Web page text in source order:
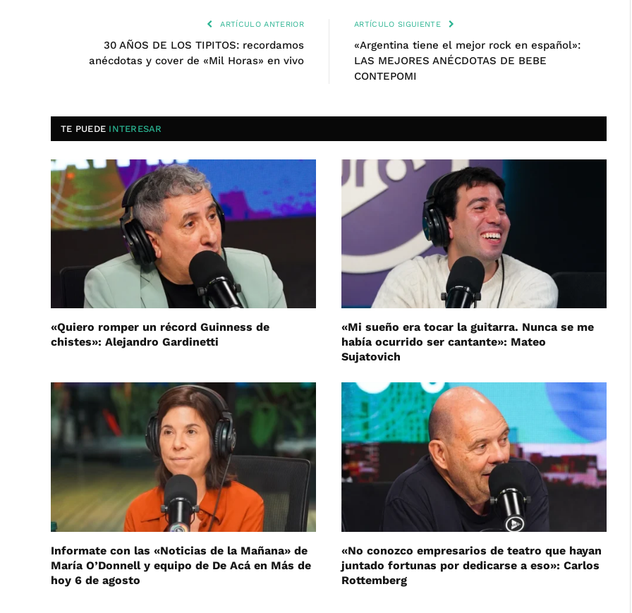
ARTÍCULO ANTERIOR
30 AÑOS DE LOS TIPITOS: recordamos
anécdotas y cover de «Mil Horas» en vivo
ARTÍCULO SIGUIENTE
«Argentina tiene el mejor rock en español»:
LAS MEJORES ANÉCDOTAS DE BEBE
CONTEPOMI
TE PUEDE INTERESAR
«Quiero romper un récord Guinness de
chistes»: Alejandro Gardinetti
«Mi sueño era tocar la guitarra. Nunca se me
había ocurrido ser cantante»: Mateo
Sujatovich
Informate con las «Noticias de la Mañana» de
María O’Donnell y equipo de De Acá en Más de
hoy 6 de agosto
«No conozco empresarios de teatro que hayan
juntado fortunas por dedicarse a eso»: Carlos
Rottemberg